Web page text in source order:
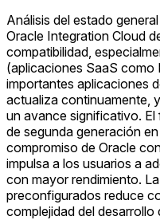
Análisis del estado
Oracle Integration Cloud
compatibilidad,
(aplicaciones SaaS como
importantes aplicaciones
actualiza continuamente,
un avance significativo.
de segunda generación
compromiso de Oracle
impulsa a los usuarios a
con mayor rendimiento.
preconfigurados reduce
complejidad del desarrollo